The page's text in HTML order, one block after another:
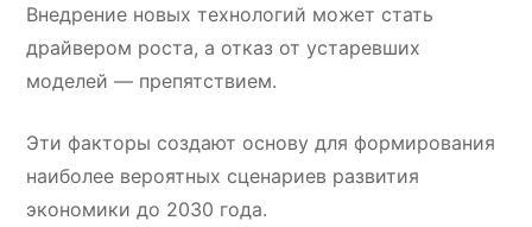
Внедрение новых технологий может стать
драйвером роста, а отказ от устаревших
моделей — препятствием.
Эти факторы создают основу для формирования
наиболее вероятных сценариев развития
экономики до 2030 года.